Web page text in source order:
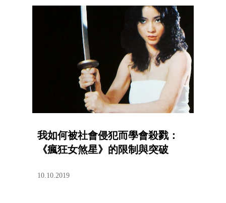
我如何被社會侵犯而學會殺戮：
《瘋狂女煞星》的限制與突破
10.10.2019